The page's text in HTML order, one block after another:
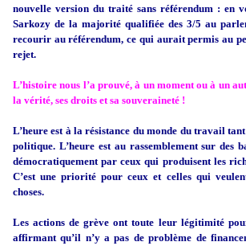
nouvelle version du traité sans référendum : en
Sarkozy de la majorité qualifiée des 3/5 au
recourir au référendum, ce qui aurait permis au
rejet.
L’histoire nous l’a prouvé, à un moment ou à un
la vérité, ses droits et sa souveraineté !
L’heure est à la résistance du monde du travail
politique. L’heure est au rassemblement sur des
démocratiquement par ceux qui produisent les
C’est une priorité pour ceux et celles qui
choses.
Les actions de grève ont toute leur légitimité
affirmant qu’il n’y a pas de problème de